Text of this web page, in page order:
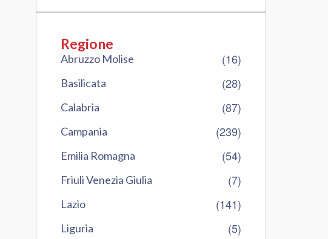
Regione
Abruzzo Molise (16)
Basilicata (28)
Calabria (87)
Campania (239)
Emilia Romagna (54)
Friuli Venezia Giulia (7)
Lazio (141)
Liguria (5)